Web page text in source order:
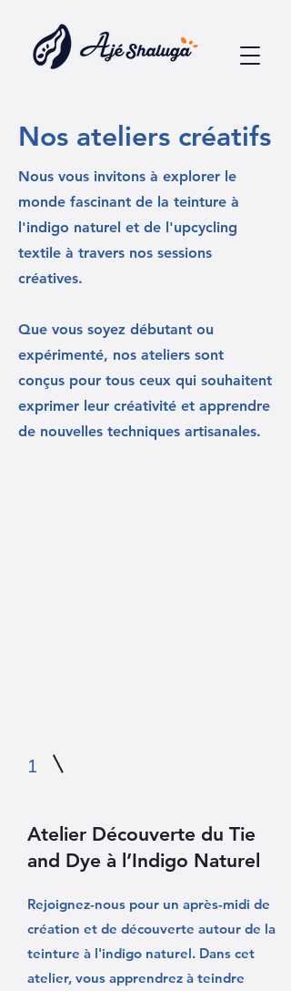
Nos ateliers créatifs
Nous vous invitons à explorer le
monde fascinant de la teinture à
l'indigo naturel et de l'upcycling
textile à travers nos sessions
créatives.
Que vous soyez débutant ou
expérimenté, nos ateliers sont
conçus pour tous ceux qui souhaitent
exprimer leur créativité et apprendre
de nouvelles techniques artisanales.
1
Atelier Découverte du Tie
and Dye à l’Indigo Naturel
Rejoignez-nous pour un après-midi de
création et de découverte autour de la
teinture à l'indigo naturel. Dans cet
atelier, vous apprendrez à teindre